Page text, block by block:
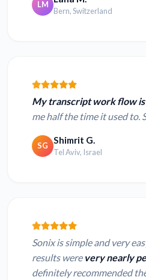
LM
Bern, Switzerland
My transcript work flow is
me half the time it used to.
SG Shimrit G.
Tel Aviv, Israel
Sonix is simple and very
results were very nearly
definitely recommended